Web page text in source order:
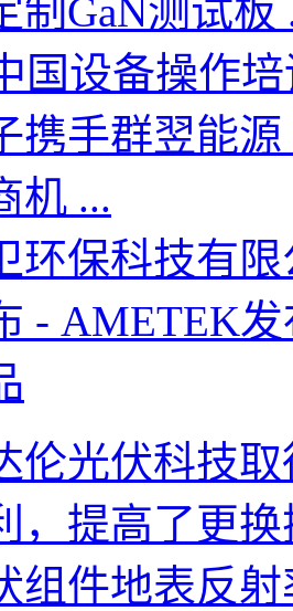
制GaN测试板
国设备操作
携手群翌能
机 ...
环保科技有
- AMETEK
伦光伏科技
，提高了更
组件地表反